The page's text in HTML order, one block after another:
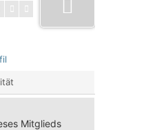
Mitglieds